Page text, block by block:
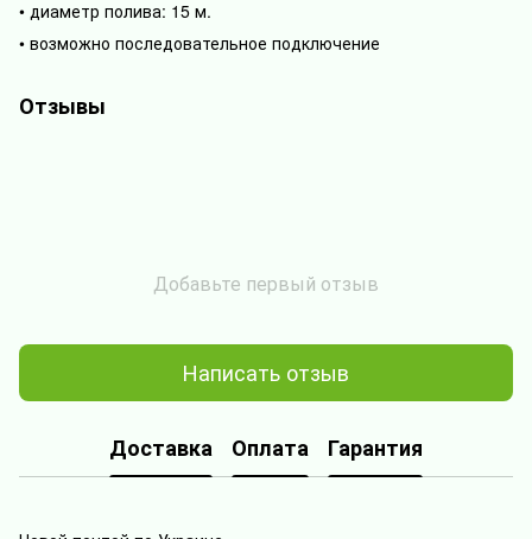
• диаметр полива: 15 м.
• возможно последовательное подключение
Отзывы
Добавьте первый отзыв
Написать отзыв
Доставка Оплата Гарантия